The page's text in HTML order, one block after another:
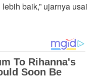
baik,” ujarnya usai